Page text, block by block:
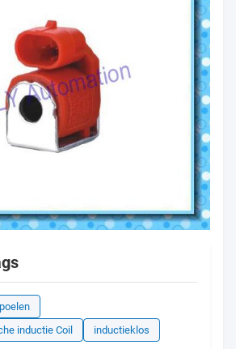
inductie Coil
inductieklos